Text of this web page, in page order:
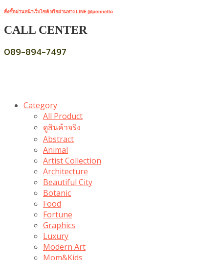
สั่งซื้อผ่านหน้าเว็บไซต์ หรือผ่านทาง LINE @pennello
CALL CENTER
089-894-7497
Category
All Product
ดูสินค้าจริง
Abstract
Animal
Artist Collection
Architecture
Beautiful City
Botanic
Food
Fortune
Graphics
Luxury
Modern Art
Mom&Kids